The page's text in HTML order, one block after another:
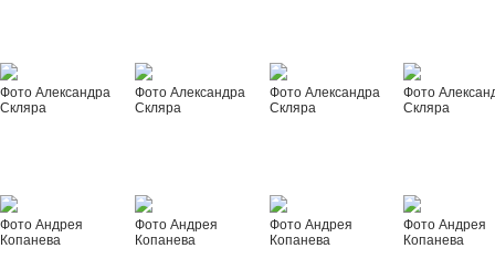
Фото Александра
Скляра
Фото Александра
Скляра
Фото Александра
Скляра
Фото
Скляра
Фото Андрея
Копанева
Фото Андрея
Копанева
Фото Андрея
Копанева
Фото Андрея
Копанева